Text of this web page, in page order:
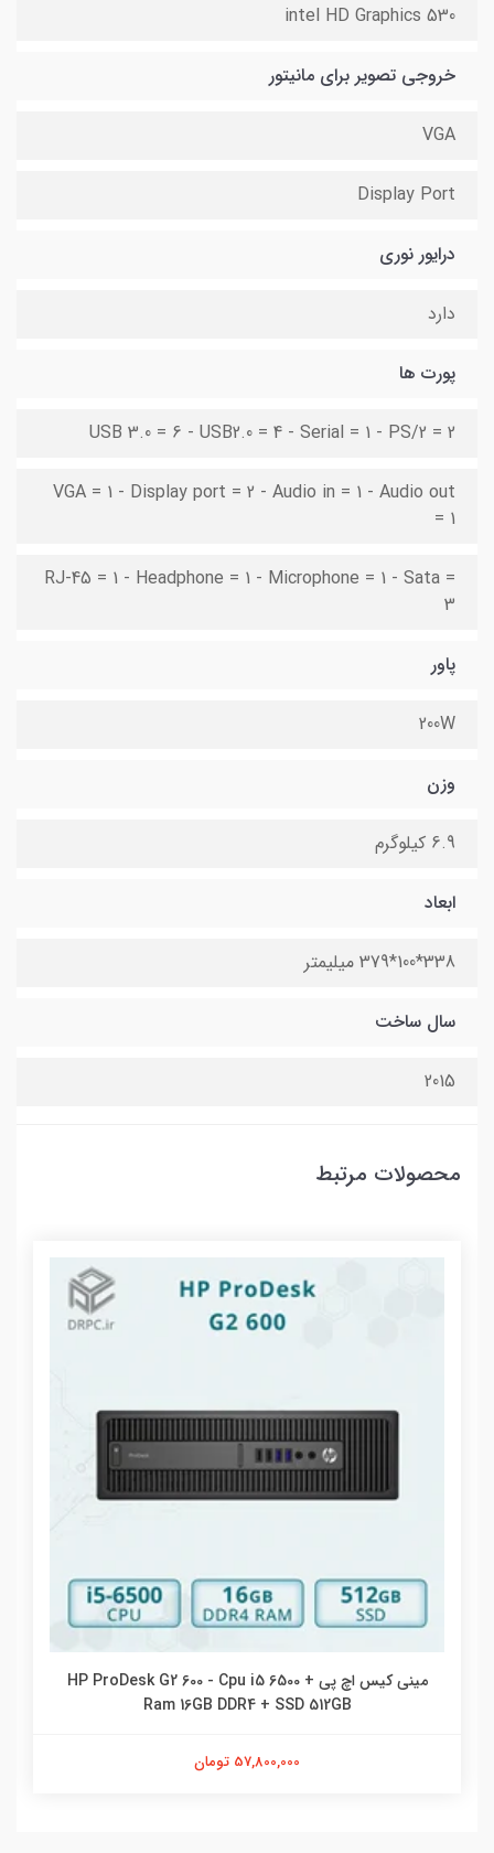
intel HD Graphics 530
خروجی تصویر برای مانیتور
VGA
Display Port
درایور نوری
دارد
پورت ها
USB 3.0 = 6 - USB2.0 = 4 - Serial = 1 - PS/2 = 2
VGA = 1 - Display port = 2 - Audio in = 1 - Audio out
= 1
RJ-45 = 1 - Headphone = 1 - Microphone = 1 - Sata =
3
پاور
200W
وزن
6.9 کیلوگرم
ابعاد
338*100*379 میلیمتر
سال ساخت
2015
محصولات مرتبط
مینی کیس اچ پی HP ProDesk G2 600 - Cpu i5 6500 +
Ram 16GB DDR4 + SSD 512GB
57,800,000 تومان